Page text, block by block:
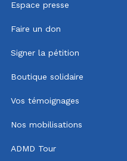
Espace presse
Faire un don
Signer la pétition
Boutique solidaire
Vos témoignages
Nos mobilisations
ADMD Tour